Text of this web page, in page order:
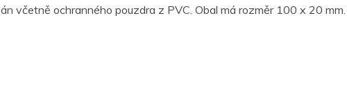
včetně ochranného pouzdra z PVC. Obal má rozměr 100 x 20